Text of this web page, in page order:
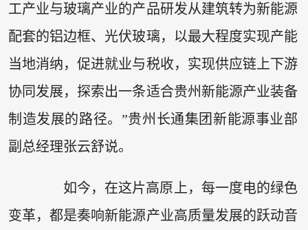
工产业与玻璃产业的产品研发从建筑转为新能源
配套的铝边框、光伏玻璃，以最大程度实现产能
当地消纳，促进就业与税收，实现供应链上下游
协同发展，探索出一条适合贵州新能源产业装备
制造发展的路径。”贵州长通集团新能源事业部
副总经理张云舒说。
如今，在这片高原上，每一度电的绿色
变革，都是奏响新能源产业高质量发展的跃动音